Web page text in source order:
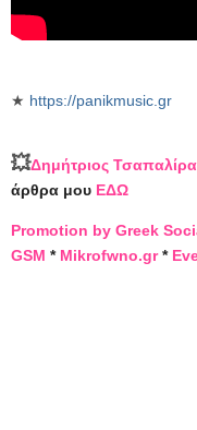
★ https://panikmusic.gr
💥Δημήτριος
άρθρα μου ΕΔΩ
Promotion by Greek
GSM * Mikrofwno.gr*